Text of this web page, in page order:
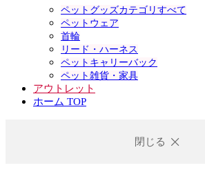
ペットグッズカテゴリすべて
ペットウェア
首輪
リード・ハーネス
ペットキャリーバック
ペット雑貨・家具
アウトレット
ホーム TOP
閉じる